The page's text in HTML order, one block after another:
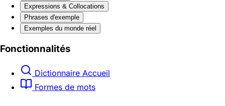
Expressions & Collocations
Phrases d'exemple
Exemples du monde réel
Fonctionnalités
Dictionnaire Accueil
Formes de mots